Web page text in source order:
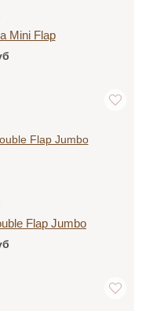
Mini Flap
Flap Jumbo